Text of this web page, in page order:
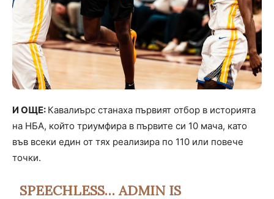
И ОЩЕ: Кавалиърс станаха първият отбор в историята
на НБА, който триумфира в първите си 10 мача, като
във всеки един от тях реализира по 110 или повече
точки.
SPEECHLESS… ADMIN IS